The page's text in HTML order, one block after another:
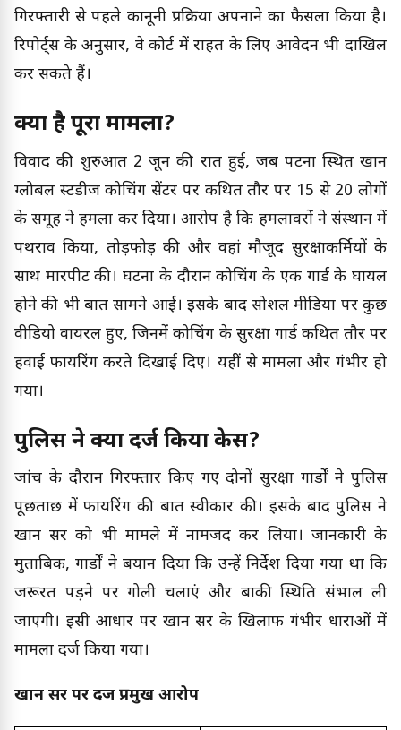
गिरफ्तारी से पहले कानूनी प्रक्रिया अपनाने का फैसला किया है।
रिपोर्ट्स के अनुसार, वे कोर्ट में राहत के लिए आवेदन भी दाखिल
कर सकते हैं।
क्या है पूरा मामला?
विवाद की शुरुआत 2 जून की रात हुई, जब पटना स्थित खान
ग्लोबल स्टडीज कोचिंग सेंटर पर कथित तौर पर 15 से 20 लोगों
के समूह ने हमला कर दिया। आरोप है कि हमलावरों ने संस्थान में
पथराव किया, तोड़फोड़ की और वहां मौजूद सुरक्षाकर्मियों के
साथ मारपीट की। घटना के दौरान कोचिंग के एक गार्ड के घायल
होने की भी बात सामने आई। इसके बाद सोशल मीडिया पर कुछ
वीडियो वायरल हुए, जिनमें कोचिंग के सुरक्षा गार्ड कथित तौर पर
हवाई फायरिंग करते दिखाई दिए। यहीं से मामला और गंभीर हो
गया।
पुलिस ने क्यों दर्ज किया केस?
जांच के दौरान गिरफ्तार किए गए दोनों सुरक्षा गार्डों ने पुलिस
पूछताछ में फायरिंग की बात स्वीकार की। इसके बाद पुलिस ने
खान सर को भी मामले में नामजद कर लिया। जानकारी के
मुताबिक, गार्डों ने बयान दिया कि उन्हें निर्देश दिया गया था कि
जरूरत पड़ने पर गोली चलाएं और बाकी स्थिति संभाल ली
जाएगी। इसी आधार पर खान सर के खिलाफ गंभीर धाराओं में
मामला दर्ज किया गया।
खान सर पर दर्ज प्रमुख आरोप